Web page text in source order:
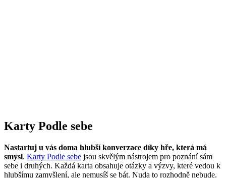
Karty Podle sebe
Nastartuj u vás doma hlubší konverzace díky hře, která má
smysl. Karty Podle sebe jsou skvělým nástrojem pro poznání sám
sebe i druhých. Každá karta obsahuje otázky a výzvy, které vedou k
hlubšímu zamyšlení, ale nemusíš se bát. Nuda to rozhodně nebude.